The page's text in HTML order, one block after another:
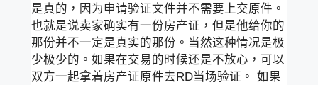
是真的，因为申请验证文件并不需要上交原件。
也就是说卖家确实有一份房产证，但是他给你的
那份并不一定是真实的那份。当然这种情况是极
少极少的。如果在交易的时候还是不放心，可以
双方一起拿着房产证原件去RD当场验证。 如果